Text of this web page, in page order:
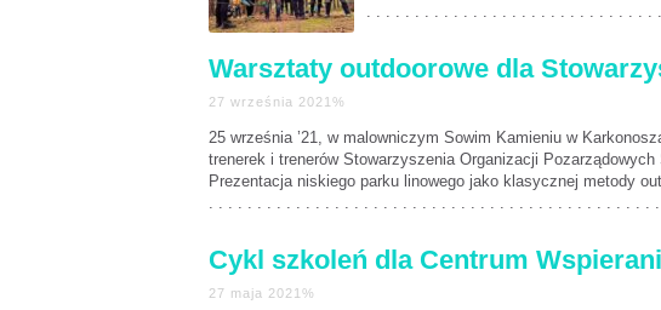
. . . . . . . . . . . . . . . . . . . . . . . . . . . . .
Warsztaty outdoorowe dla
27 września 2021%
25 września ’21, w malowniczym Sowim Kamieniu w
trenerek i trenerów Stowarzyszenia Organizacji
Prezentacja niskiego parku linowego jako klasycznej metody
. . . . . . . . . . . . . . . . . . . . . . . . . . . . . . . . . . . . . . . . . . . . . .
Cykl szkoleń dla Centrum
27 maja 2021%